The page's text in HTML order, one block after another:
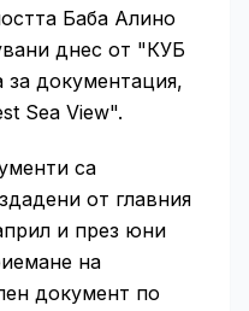
Баба Алино
днес от "КУБ
документация,
Sea View".
са
от главния
и през юни
на
документ по